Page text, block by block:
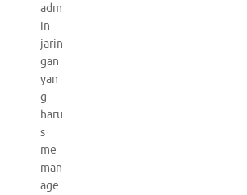
adm
in
jarin
gan
yan
g
haru
s
me
man
age